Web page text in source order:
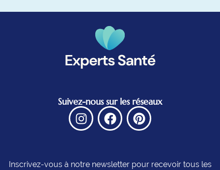
Suivez-nous sur les réseaux
Inscrivez-vous à notre newsletter pour recevoir tous les